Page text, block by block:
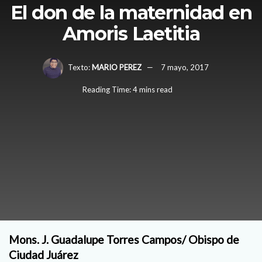
El don de la maternidad en
Amoris Laetitia
Texto: MARIO PEREZ 7 mayo, 2017
Reading Time: 4 mins read
Mons. J. Guadalupe Torres Campos/ Obispo de
Ciudad Juárez